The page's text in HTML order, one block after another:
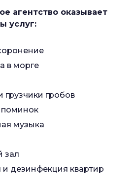
агентство оказывает
услуг:
в морге
грузчики гробов
музыка
зал
дезинфекция квартир